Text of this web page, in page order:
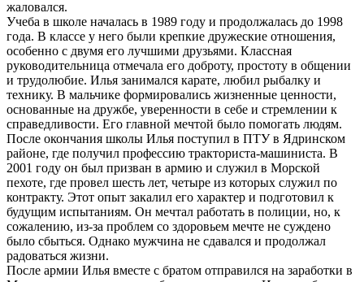
жаловался.
Учеба в школе началась в 1989 году и продолжалась до 1998
года. В классе у него были крепкие дружеские отношения,
особенно с двумя его лучшими друзьями. Классная
руководительница отмечала его доброту, простоту в общении
и трудолюбие. Илья занимался карате, любил рыбалку и
технику. В мальчике формировались жизненные ценности,
основанные на дружбе, уверенности в себе и стремлении к
справедливости. Его главной мечтой было помогать людям.
После окончания школы Илья поступил в ПТУ в Ядринском
районе, где получил профессию тракториста-машиниста. В
2001 году он был призван в армию и служил в Морской
пехоте, где провел шесть лет, четыре из которых служил по
контракту. Этот опыт закалил его характер и подготовил к
будущим испытаниям. Он мечтал работать в полиции, но, к
сожалению, из-за проблем со здоровьем мечте не суждено
было сбыться. Однако мужчина не сдавался и продолжал
радоваться жизни.
После армии Илья вместе с братом отправился на заработки в